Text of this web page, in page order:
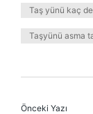
Taş yünü kaç
Taşyünü asma
Önceki Yazı